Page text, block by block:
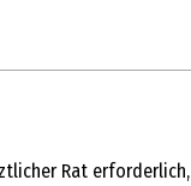
Rat